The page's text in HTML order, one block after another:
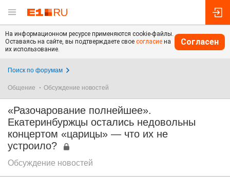
На информационном ресурсе применяются cookie-файлы.
Оставаясь на сайте, вы подтверждаете свое согласие на
их использование.
Согласен
Поиск по форумам
Общение Обсуждение новостей
«Разочарование полнейшее».
Екатеринбуржцы остались недовольны
концертом «царицы» — что их не
устроило?
Обсуждение новостей